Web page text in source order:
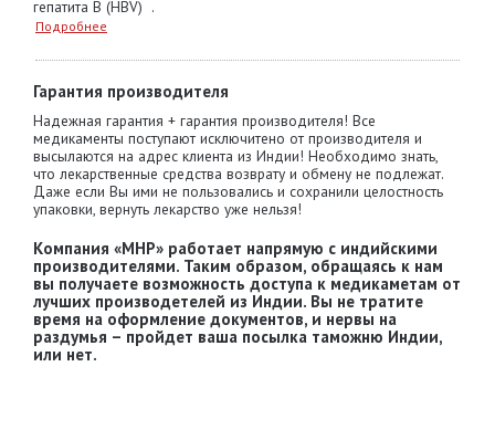
гепатита В (HBV) .
Подробнее
Гарантия производителя
Надежная гарантия + гарантия производителя! Все
медикаменты поступают исключитено от производителя и
высылаются на адрес клиента из Индии! Необходимо знать,
что лекарственные средства возврату и обмену не подлежат.
Даже если Вы ими не пользовались и сохранили целостность
упаковки, вернуть лекарство уже нельзя!
Компания «MHP» работает напрямую с индийскими
производителями. Таким образом, обращаясь к нам
вы получаете возможность доступа к медикаметам от
лучших производетелей из Индии. Вы не тратите
время на оформление документов, и нервы на
раздумья – пройдет ваша посылка таможню Индии,
или нет.